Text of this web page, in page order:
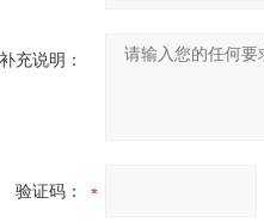
补充说明：
验证码：